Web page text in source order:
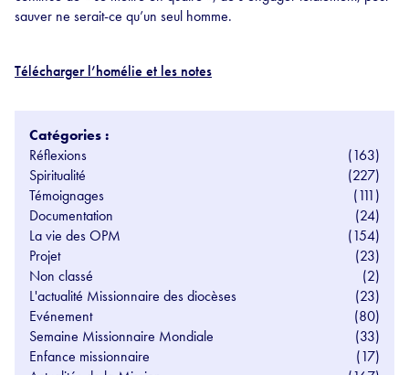
sauver ne serait-ce qu’un seul homme.
Télécharger l’homélie et les notes
Catégories :
Réflexions
(163)
Spiritualité
(227)
Témoignages
(111)
Documentation
(24)
La vie des OPM
(154)
Projet
(23)
Non classé
(2)
L'actualité Missionnaire des diocèses
(23)
Evénement
(80)
Semaine Missionnaire Mondiale
(33)
Enfance missionnaire
(17)